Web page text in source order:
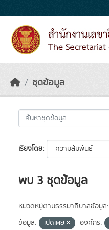
ชุดข้อมูล
เรียงโดย
พบ 3 ชุดข้อมูล
หมวดหมู่ตามธรรมาภิบาลข้อมูล:
ข้อมูล:
เปิดเผย องค์กร: